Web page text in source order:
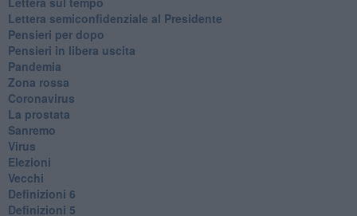
Lettera semiconfidenziale al Presidente
Pensieri per dopo
​Pensieri in libera uscita
Pandemia
Zona rossa
Coronavirus
La prostata
Sanremo
Virus
Elezioni
Vecchi
Definizioni 6
Definizioni 5